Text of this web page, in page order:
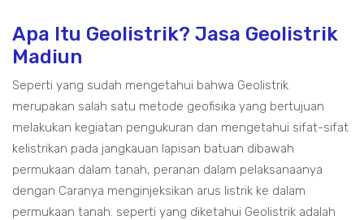
Apa Itu Geolistrik? Jasa Geolistrik
Madiun
Seperti yang sudah mengetahui bahwa Geolistrik
merupakan salah satu metode geofisika yang bertujuan
melakukan kegiatan pengukuran dan mengetahui sifat-sifat
kelistrikan pada jangkauan lapisan batuan dibawah
permukaan dalam tanah, peranan dalam pelaksanaanya
dengan Caranya menginjeksikan arus listrik ke dalam
permukaan tanah. seperti yang diketahui Geolistrik adalah